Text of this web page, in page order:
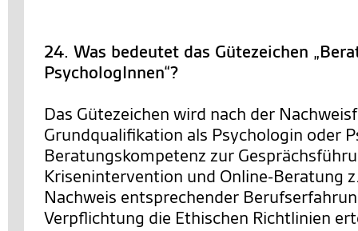
24. Was bedeutet das Gütezeichen
PsychologInnen“?
Das Gütezeichen wird nach der
Grundqualifikation als Psychologin oder
Beratungskompetenz zur
Krisenintervention und Online-Beratung
Nachweis entsprechender
Verpflichtung die Ethischen Richtlinien